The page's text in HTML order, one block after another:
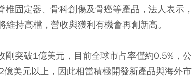
固定器、骨科創傷及骨癌等產品，法人表示，
持高檔，營收與獲利有機會再創新高。
突破1億美元，目前全球市占率僅約0.5%，公
美元以上，因此相當積極開發新產品與海外市